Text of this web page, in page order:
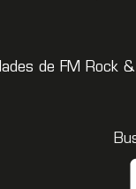
de FM Rock &